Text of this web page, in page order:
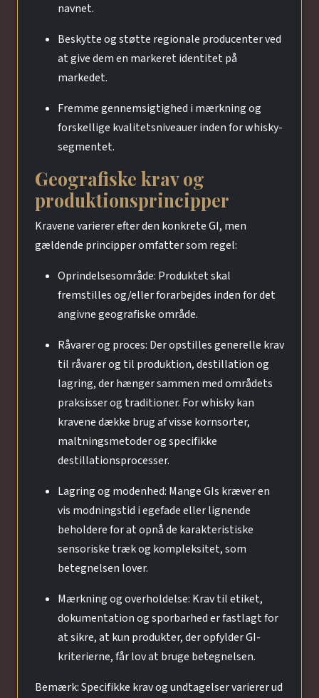
navnet.
Beskytte og støtte regionale producenter ved
at give dem en markeret identitet på
markedet.
Fremme gennemsigtighed i mærkning og
forskellige kvalitetsniveauer inden for whisky-
segmentet.
Geografiske krav og
produktionsprincipper
Kravene varierer efter den konkrete GI, men
gældende principper omfatter som regel:
Oprindelsesområde: Produktet skal
fremstilles og/eller forarbejdes inden for det
angivne geografiske område.
Råvarer og proces: Der opstilles generelle krav
til råvarer og til produktion, destillation og
lagring, der hænger sammen med områdets
praksisser og traditioner. For whisky kan
kravene dække brug af visse kornsorter,
maltningsmetoder og specifikke
destillationsprocesser.
Lagring og modenhed: Mange GIs kræver en
vis modningstid i egefade eller lignende
beholdere for at opnå de karakteristiske
sensoriske træk og kompleksitet, som
betegnelsen lover.
Mærkning og overholdelse: Krav til etiket,
dokumentation og sporbarhed er fastlagt for
at sikre, at kun produkter, der opfylder GI-
kriterierne, får lov at bruge betegnelsen.
Bemærk: Specifikke krav og undtagelser varierer ud